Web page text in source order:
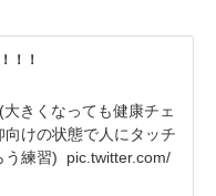
！！
きくなっても健康チェ
けの状態で人にタッチ
う練習)
pic.twitter.com/